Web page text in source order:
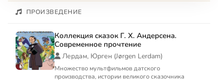
ПРОИЗВЕДЕНИЕ
Коллекция сказок Г. Х. Андерсена.
Современное прочтение
Лердам, Юрген (Jørgen Lerdam)
Множество мультфильмов датского
производства, истории великого сказочника